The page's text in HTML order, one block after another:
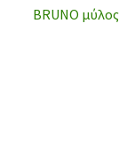
BRUNO μύλος